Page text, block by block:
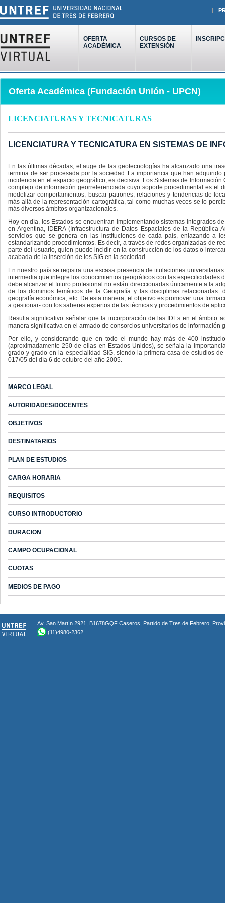
OFERTA
ACADÉMICA
CURSOS DE
EXTENSIÓN
Oferta Académica (Fundación Unión - UPCN)
LICENCIATURAS Y TECNICATURAS
LICENCIATURA Y TECNICATURA EN SISTEMAS DE
En las últimas décadas, el auge de las geotecnologías ha alcanzado una
termina de ser procesada por la sociedad. La importancia que han
incidencia en el espacio geográfico, es decisiva. Los Sistemas de
complejo de información georreferenciada cuyo soporte procedimental es
modelizar comportamientos; buscar patrones, relaciones y tendencias de
más allá de la representación cartográfica, tal como muchas veces se lo
más diversos ámbitos organizacionales.
Hoy en día, los Estados se encuentran implementando sistemas integrados
en Argentina, IDERA (Infraestructura de Datos Espaciales de la
servicios que se genera en las instituciones de cada país, enlazando a
estandarizando procedimientos. Es decir, a través de redes organizadas de
parte del usuario, quien puede incidir en la construcción de los datos o
acabada de la inserción de los SIG en la sociedad.
En nuestro país se registra una escasa presencia de titulaciones
intermedia que integre los conocimientos geográficos con las especificidades
debe alcanzar el futuro profesional no están direccionadas únicamente a la
de los dominios temáticos de la Geografía y las disciplinas relacionadas:
geografía económica, etc. De esta manera, el objetivo es promover una
a gestionar- con los saberes expertos de las técnicas y procedimientos de
Resulta significativo señalar que la incorporación de las IDEs en el ámbito
manera significativa en el armado de consorcios universitarios de información
Por ello, y considerando que en todo el mundo hay más de 400
(aproximadamente 250 de ellas en Estados Unidos), se señala la
grado y grado en la especialidad SIG, siendo la primera casa de estudios
017/05 del día 6 de octubre del año 2005.
MARCO LEGAL
AUTORIDADES/DOCENTES
OBJETIVOS
DESTINATARIOS
PLAN DE ESTUDIOS
CARGA HORARIA
REQUISITOS
CURSO INTRODUCTORIO
DURACION
CAMPO OCUPACIONAL
CUOTAS
MEDIOS DE PAGO
Av. San Martín 2921, B1678GQF Caseros, Partido de Tres de Febrero,
(11)4980-2362